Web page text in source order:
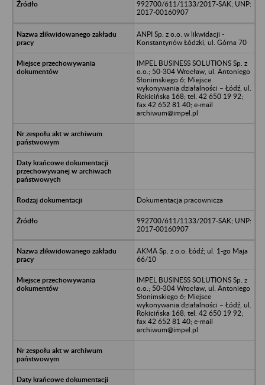
992700/611/1133/2017-SAK; UNP:
2017-00160907
ANPI Sp. z o.o. w likwidacji -
Konstantynów Łódzki, ul. Górna 70
IMPEL BUSINESS SOLUTIONS Sp. z
o.o.; 50-304 Wrocław, ul. Antoniego
Słonimskiego 6; Miejsce
wykonywania działalności – Łódź, ul.
Rokicińska 168; tel. 42 650 19 92;
fax 42 652 81 40; e-mail
archiwum@impel.pl
Dokumentacja pracownicza
992700/611/1133/2017-SAK; UNP:
2017-00160907
AKMA Sp. z o.o. Łódź; ul. 1-go Maja
66/10
IMPEL BUSINESS SOLUTIONS Sp. z
o.o.; 50-304 Wrocław, ul. Antoniego
Słonimskiego 6; Miejsce
wykonywania działalności – Łódź, ul.
Rokicińska 168; tel. 42 650 19 92;
fax 42 652 81 40; e-mail
archiwum@impel.pl